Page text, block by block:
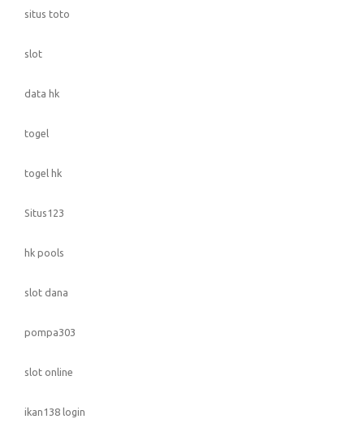
situs toto
slot
data hk
togel
togel hk
Situs123
hk pools
slot dana
pompa303
slot online
ikan138 login